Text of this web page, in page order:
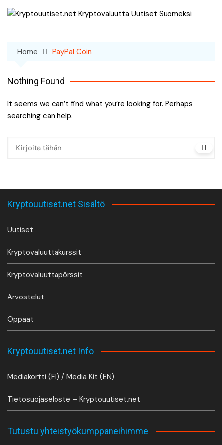
Skip
Home PayPal Coin
Nothing Found
It seems we can’t find what you’re looking for. Perhaps
searching can help.
Kryptouutiset.net Sisältö
Uutiset
Kryptovaluuttakurssit
Kryptovaluuttapörssit
Arvostelut
Oppaat
Kryptouutiset.net Info
Mediakortti (FI) / Media Kit (EN)
Tietosuojaseloste – Kryptouutiset.net
Tutustu yhteistyökumppaneihimme